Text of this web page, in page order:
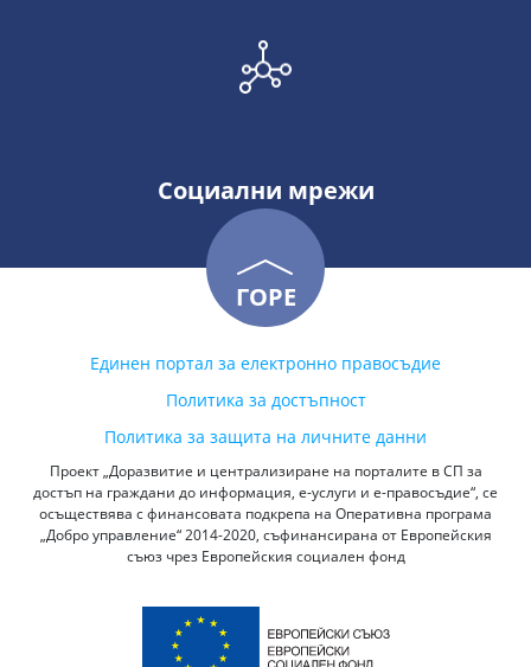
Социални мрежи
ГОРЕ
Единен портал за електронно правосъдие
Политика за достъпност
Политика за защита на личните данни
Проект „Доразвитие и централизиране на порталите в СП за
достъп на граждани до информация, е-услуги и е-правосъдие“, се
осъществява с финансовата подкрепа на Оперативна програма
„Добро управление“ 2014-2020, съфинансирана от Европейския
съюз чрез Европейския социален фонд